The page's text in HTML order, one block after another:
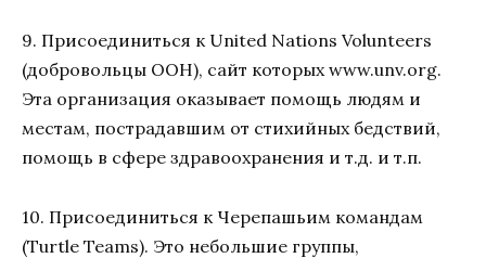
9. Присоединиться к United Nations Volunteers
(добровольцы ООН), сайт которых www.unv.org.
Эта организация оказывает помощь людям и
местам, пострадавшим от стихийных бедствий,
помощь в сфере здравоохранения и т.д. и т.п.
10. Присоединиться к Черепашьим командам
(Turtle Teams). Это небольшие группы,